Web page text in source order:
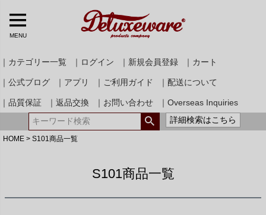
MENU
｜カテゴリー一覧 ｜ログイン ｜新規会員登録 ｜カート
｜公式ブログ ｜アプリ ｜ご利用ガイド ｜配送について
｜品質保証 ｜返品交換 ｜お問い合わせ
｜Overseas Inquiries
詳細検索はこちら
HOME S101商品一覧
S101商品一覧
19.5(USL)
DALEES&CO ニット・カットソーサイズ
35(XS)
37(S)
39(M)
41(L)
検索